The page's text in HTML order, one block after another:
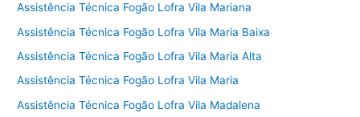
Assistência Técnica Fogão Lofra Vila Mariana
Assistência Técnica Fogão Lofra Vila Maria Baixa
Assistência Técnica Fogão Lofra Vila Maria Alta
Assistência Técnica Fogão Lofra Vila Maria
Assistência Técnica Fogão Lofra Vila Madalena